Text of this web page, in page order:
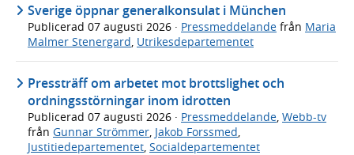
Sverige öppnar generalkonsulat i München
Publicerad 07 augusti 2026 · Pressmeddelande från Maria
Malmer Stenergard, Utrikesdepartementet
Pressträff om arbetet mot brottslighet och
ordningsstörningar inom idrotten
Publicerad 07 augusti 2026 · Pressmeddelande Webb-tv
från Gunnar Strömmer Jakob Forssmed
Justitiedepartementet Socialdepartementet